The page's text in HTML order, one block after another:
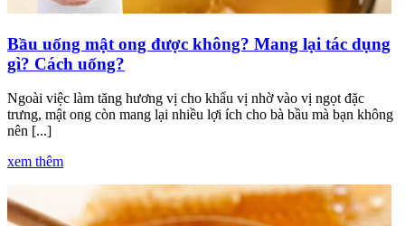
Bầu uống mật ong được không? Mang lại tác dụng
gì? Cách uống?
Ngoài việc làm tăng hương vị cho khẩu vị nhờ vào vị ngọt đặc
trưng, mật ong còn mang lại nhiều lợi ích cho bà bầu mà bạn không
nên [...]
xem thêm